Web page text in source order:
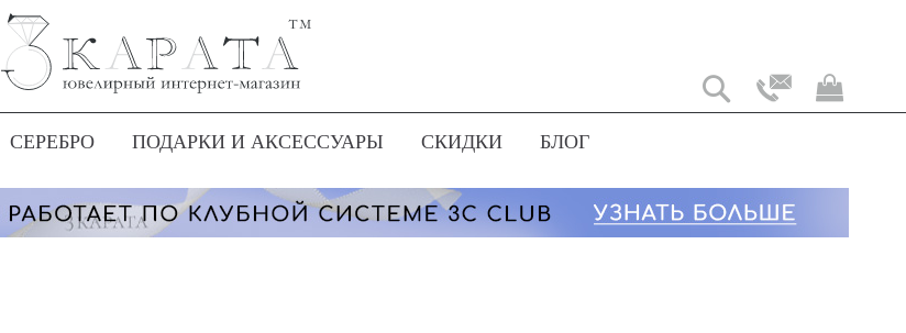
Моя
СЕРЕБРО ПОДАРКИ И АКСЕССУАРЫ СКИДКИ БЛОГ